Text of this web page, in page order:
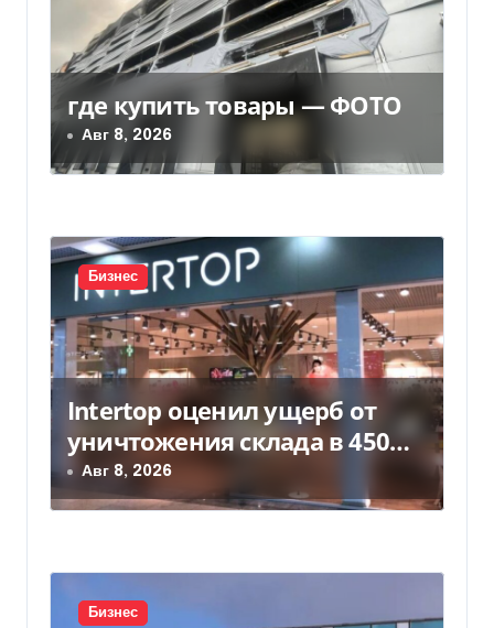
о
з
а
и
с
я
м
где купить товары — ФОТО
Авг 8, 2026
Бизнес
Intertop оценил ущерб от
уничтожения склада в 450
млн грн
Авг 8, 2026
Бизнес